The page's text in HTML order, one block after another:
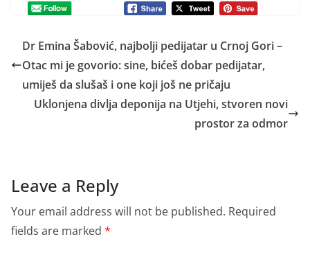
Dr Emina Šabović, najbolji pedijatar u Crnoj Gori –
Otac mi je govorio: sine, bićeš dobar pedijatar,
umiješ da slušaš i one koji još ne pričaju
Uklonjena divlja deponija na Utjehi, stvoren novi
prostor za odmor
Leave a Reply
Your email address will not be published. Required
fields are marked *